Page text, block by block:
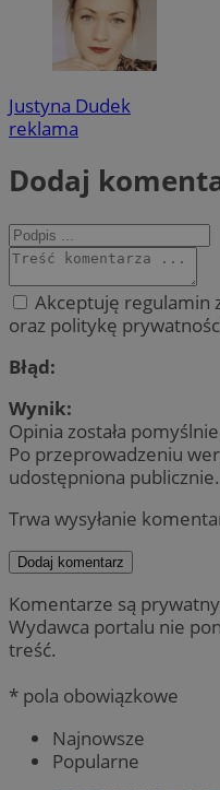
Justyna Dudek
reklama
Dodaj
Akceptuję regulamin
oraz politykę
Błąd:
Wynik:
Opinia została
Po przeprowadzeniu
udostępniona publicznie.
Trwa wysyłanie
Dodaj komentarz
Komentarze są
Wydawca portalu nie
treść.
* pola obowiązkowe
Najnowsze
Popularne